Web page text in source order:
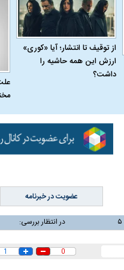
از توقیف تا انتشار؛ آیا «کوری»
ارزش این همه حاشیه را
داشت؟
عضویت در خبرنامه
۵ در انتظار بررسی:
0
1